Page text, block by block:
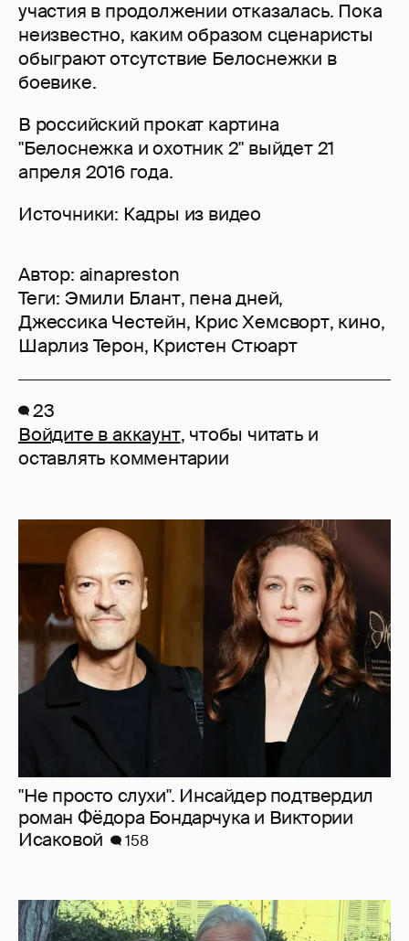
участия в продолжении отказалась. Пока
неизвестно, каким образом сценаристы
обыграют отсутствие Белоснежки в
боевике.
В российский прокат картина
"Белоснежка и охотник 2" выйдет 21
апреля 2016 года.
Источники: Кадры из видео
Автор: ainapreston
Теги: Эмили Блант, пена дней,
Джессика Честейн, Крис Хемсворт, кино,
Шарлиз Терон, Кристен Стюарт
23
Войдите в аккаунт, чтобы читать и
оставлять комментарии
"Не просто слухи". Инсайдер подтвердил
роман Фёдора Бондарчука и Виктории
Исаковой
158